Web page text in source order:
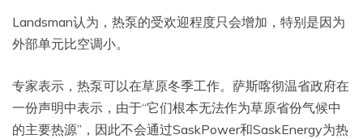
Landsman认为，热泵的受欢迎程度只会增加，特别是因为
外部单元比空调小。
专家表示，热泵可以在草原冬季工作。萨斯喀彻温省政府在
一份声明中表示，由于“它们根本无法作为草原省份气候中
的主要热源”，因此不会通过SaskPower和SaskEnergy为热